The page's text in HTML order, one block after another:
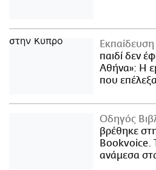
Εκπαίδευση
παιδί δεν
Αθήνα»: Η
που
Οδηγός
βρέθηκε
Bookvoice.
ανάμεσα